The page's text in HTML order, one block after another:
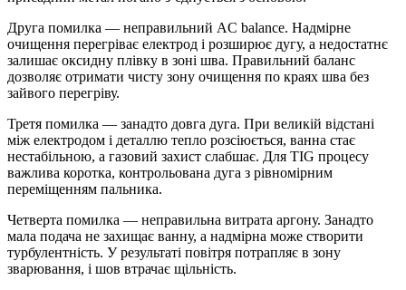
Друга помилка — неправильний AC balance. Надмірне
очищення перегріває електрод і розширює дугу, а недостатнє
залишає оксидну плівку в зоні шва. Правильний баланс
дозволяє отримати чисту зону очищення по краях шва без
зайвого перегріву.
Третя помилка — занадто довга дуга. При великій відстані
між електродом і деталлю тепло розсіюється, ванна стає
нестабільною, а газовий захист слабшає. Для TIG процесу
важлива коротка, контрольована дуга з рівномірним
переміщенням пальника.
Четверта помилка — неправильна витрата аргону. Занадто
мала подача не захищає ванну, а надмірна може створити
турбулентність. У результаті повітря потрапляє в зону
зварювання, і шов втрачає щільність.